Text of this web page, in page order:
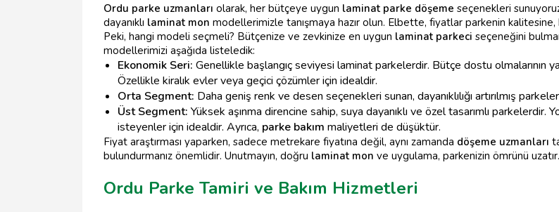
Ordu parke uzmanları olarak, her bütçeye uygun laminat parke döşeme seçenekleri
dayanıklı laminat mon modellerimizle tanışmaya hazır olun. Elbette, fiyatlar parkenin
Peki, hangi modeli seçmeli? Bütçenize ve zevkinize en uygun laminat parkeci seçeneğini
modellerimizi aşağıda listeledik:
Ekonomik Seri: Genellikle başlangıç seviyesi laminat parkelerdir. Bütçe dostu olmalarının
Özellikle kiralık evler veya geçici çözümler için idealdir.
Orta Segment: Daha geniş renk ve desen seçenekleri sunan, dayanıklılığı artırılmış
Üst Segment: Yüksek aşınma direncine sahip, suya dayanıklı ve özel tasarımlı
isteyenler için idealdir. Ayrıca, parke bakım maliyetleri de düşüktür.
Fiyat araştırması yaparken, sadece metrekare fiyatına değil, aynı zamanda döşeme uzmanları
bulundurmanız önemlidir. Unutmayın, doğru laminat mon ve uygulama, parkenizin ömrünü uzatır.
Ordu Parke Tamiri ve Bakım Hizmetleri